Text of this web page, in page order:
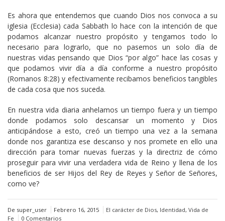
Es ahora que entendemos que cuando Dios nos convoca a su
iglesia (Ecclesia) cada Sabbath lo hace con la intención de que
podamos alcanzar nuestro propósito y tengamos todo lo
necesario para lograrlo, que no pasemos un solo día de
nuestras vidas pensando que Dios “por algo” hace las cosas y
que podamos vivir día a día conforme a nuestro propósito
(Romanos 8:28) y efectivamente recibamos beneficios tangibles
de cada cosa que nos suceda.
En nuestra vida diaria anhelamos un tiempo fuera y un tiempo
donde podamos solo descansar un momento y Dios
anticipándose a esto, creó un tiempo una vez a la semana
donde nos garantiza ese descanso y nos promete en ello una
dirección para tomar nuevas fuerzas y la directriz de cómo
proseguir para vivir una verdadera vida de Reino y llena de los
beneficios de ser Hijos del Rey de Reyes y Señor de Señores,
como ve?
De super_user Febrero 16, 2015 El carácter de Dios, Identidad, Vida de
Fe
0 Comentarios